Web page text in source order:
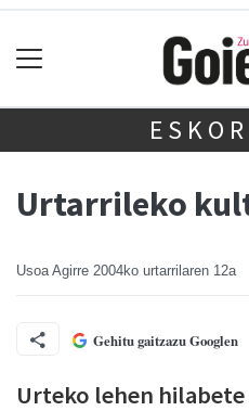
Urtarrileko
Usoa Agirre 2004ko urtarrilaren 12a
Gehitu gaitzazu Googlen
Urteko lehen